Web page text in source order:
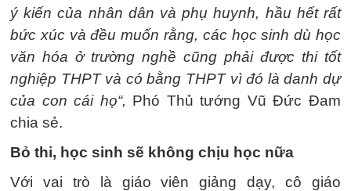
ý kiến của nhân dân và phụ huynh, hầu hết rất
bức xúc và đều muốn rằng, các học sinh dù học
văn hóa ở trường nghề cũng phải được thi tốt
nghiệp THPT và có bằng THPT vì đó là danh dự
của con cái họ“, Phó Thủ tướng Vũ Đức Đam
chia sẻ.
Bỏ thi, học sinh sẽ không chịu học nữa
Với vai trò là giáo viên giảng dạy, cô giáo